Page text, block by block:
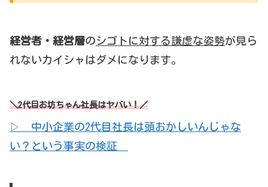
経営者・経営層のシゴトに対する謙虚な姿勢が見ら
れないカイシャはダメになります。
＼2代目お坊ちゃん社長はヤバい！／
▷ 中小企業の2代目社長は頭おかしいんじゃな
い？という事実の検証